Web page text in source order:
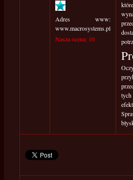
Adres www:
www.macrosystems.pl
Nasza ocena: 10
tych